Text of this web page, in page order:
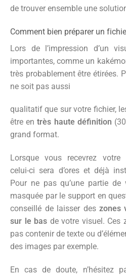
de trouver ensemble une
Comment bien préparer un
Lors de l’impression d’un
importantes, comme un
très probablement être étirées.
ne soit pas aussi
qualitatif que sur votre fichier,
être en très haute définition
grand format.
Lorsque vous recevrez votre
celui-ci sera d’ores et déjà
Pour ne pas qu’une partie
masquée par le support en
conseillé de laisser des zones
sur le bas de votre visuel. Ces
pas contenir de texte ou
des images par exemple.
En cas de doute, n’hésitez